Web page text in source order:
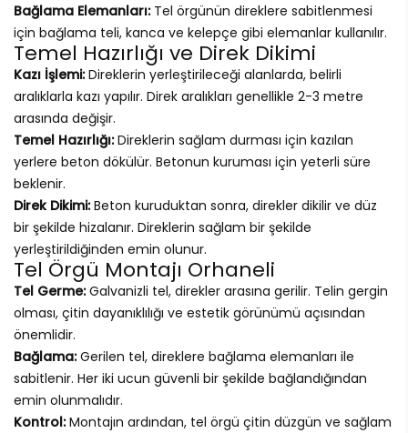
Bağlama Elemanları:Tel örgünün direklere sabitlenmesi
için bağlama teli, kanca ve kelepçe gibi elemanlar kullanılır.
Temel Hazırlığı ve Direk Dikimi
Kazı İşlemi:Direklerin yerleştirileceği alanlarda, belirli
aralıklarla kazı yapılır. Direk aralıkları genellikle 2-3 metre
arasında değişir.
Temel Hazırlığı:Direklerin sağlam durması için kazılan
yerlere beton dökülür. Betonun kuruması için yeterli süre
beklenir.
Direk Dikimi:Beton kuruduktan sonra, direkler dikilir ve düz
bir şekilde hizalanır. Direklerin sağlam bir şekilde
yerleştirildiğinden emin olunur.
Tel Örgü Montajı Orhaneli
Tel Germe:Galvanizli tel, direkler arasına gerilir. Telin gergin
olması, çitin dayanıklılığı ve estetik görünümü açısından
önemlidir.
Bağlama:Gerilen tel, direklere bağlama elemanları ile
sabitlenir. Her iki ucun güvenli bir şekilde bağlandığından
emin olunmalıdır.
Kontrol:Montajın ardından, tel örgü çitin düzgün ve sağlam